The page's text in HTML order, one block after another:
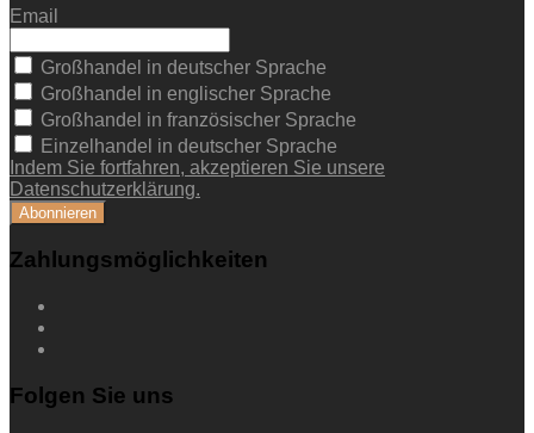
Email
Großhandel in deutscher Sprache
Großhandel in englischer Sprache
Großhandel in französischer Sprache
Einzelhandel in deutscher Sprache
Indem Sie fortfahren, akzeptieren Sie unsere
Datenschutzerklärung.
Zahlungsmöglichkeiten
Folgen Sie uns